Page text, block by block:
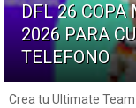
DFL 26 COPA
2026 PARA
TELEFONO
Crea tu Ultimate